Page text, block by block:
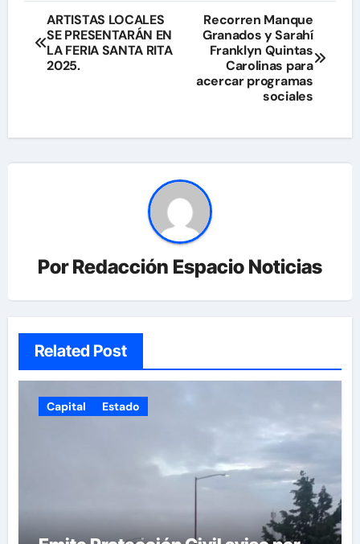
Navegación
de
ARTISTAS LOCALES
SE PRESENTARÁN EN
LA FERIA SANTA RITA
2025.
Recorren Manque
Granados y Sarahí
Franklyn Quintas
Carolinas para
acercar programas
sociales
PorRedacción Espacio Noticias
Related Post
Capital Estado